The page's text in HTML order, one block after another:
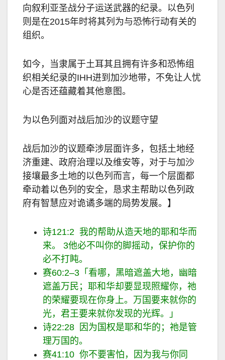
向叙利亚圣战分子运送武器的纪录。以色列
则是在2015年时将其列为与恐怖行动有关的
组织。
如今，当隶属于土耳其且拥有许多和恐怖组
织相关纪录的IHH进到加沙地带，不免让人忧
心是否还蕴藏着其他意图。
为以色列面对战后加沙的议题守望
战后加沙的议题牵涉层面许多，包括土地经
济重建、政府治理以及维安等，对于与加沙
接壤最多土地的以色列而言，每一个层面都
牵动着以色列的安全，恳求主帮助以色列政
府有智慧应对诡谲多端的局势发展。 】
诗121:2 我的帮助从造天地的耶和华而
来。 3他必不叫你的脚摇动，保护你的
必不打盹。
赛60:2–3「看哪，黑暗遮盖大地，幽暗
遮盖万民；耶和华却要显现照耀你，祂
的荣耀要现在你身上。万国要来就你的
光，君王要来就你发现的光辉。」
诗22:28 因为国权是耶和华的；祂是管
理万国的。
赛41:10 你不要害怕，因为我与你同